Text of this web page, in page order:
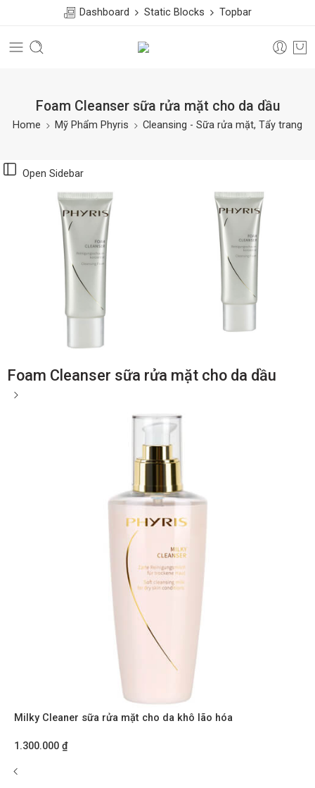
Dashboard Static Blocks Topbar
Foam Cleanser sữa rửa mặt cho da dầu
Home Mỹ Phẩm Phyris Cleansing - Sữa rửa mặt, Tẩy trang
Open Sidebar
Foam Cleanser sữa rửa mặt cho da dầu
Milky Cleaner sữa rửa mặt cho da khô lão hóa
1.300.000 ₫